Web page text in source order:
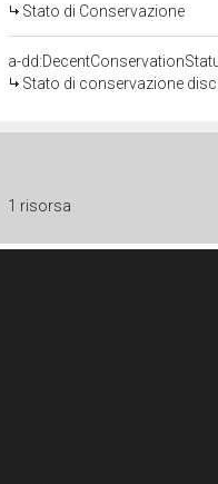
Stato di Conservazione
a-
Stato di conservazione
1 risorsa